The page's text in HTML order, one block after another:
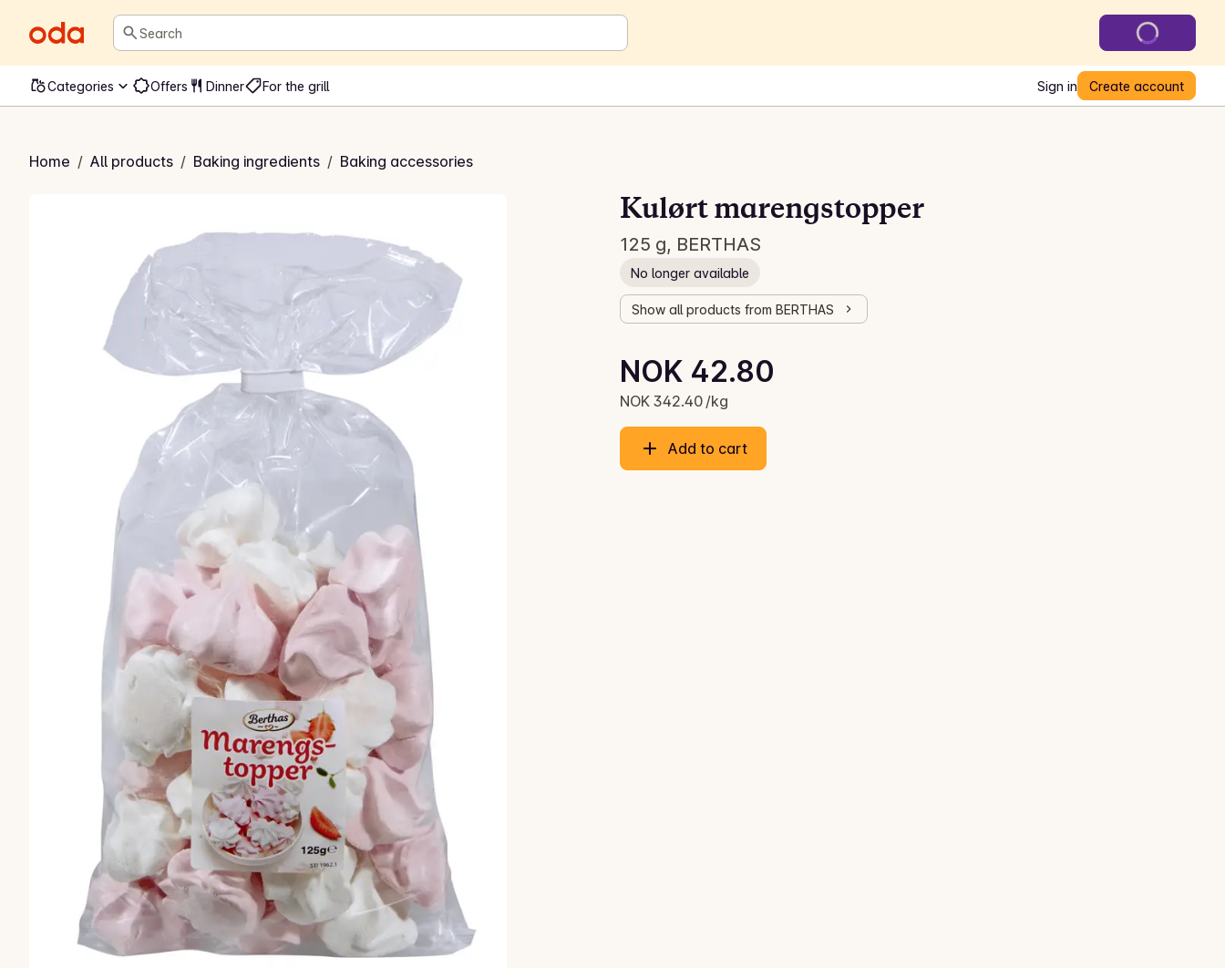
Search
Categories Offers Dinner For the grill Sign in Create account
Home / All products / Baking ingredients / Baking accessories
Kulørt marengstopper
125 g, BERTHAS
No longer available
Show all products from BERTHAS
Current price is: NOK 42.80
NOK 42.80
NOK 342.40 /kg
Unit price: NOK 342.40 /kg
Add to cart